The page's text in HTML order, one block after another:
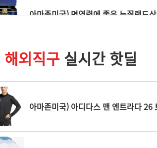
아마존미국) 면역력에 좋은 뉴질랜드
아마존미국) 자외선 완벽 차단!!
아마존미국) 에스티로더 나이트리페
해외직구 실시간 핫딜
아마존미국) 아디다스 맨 엔트라다 26